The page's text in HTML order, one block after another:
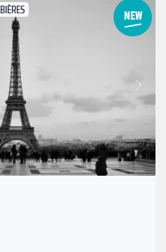
BIÈRES
Suivant